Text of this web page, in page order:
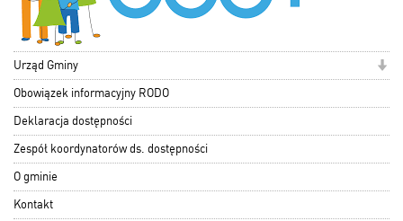
Urząd Gminy
Obowiązek informacyjny RODO
Deklaracja dostępności
Zespół koordynatorów ds. dostępności
O gminie
Kontakt